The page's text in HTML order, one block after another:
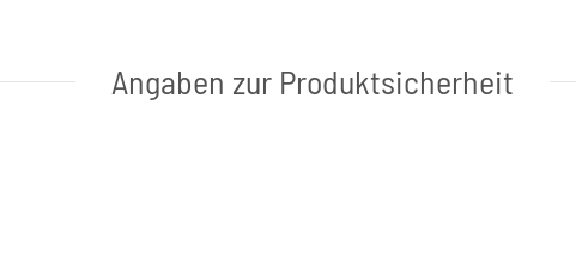
Angaben zur Produktsicherheit